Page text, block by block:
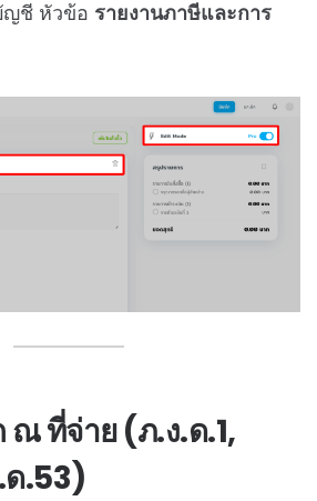
ญชี หัวข้อ รายงานภาษีและการ
ณ ที่จ่าย (ภ.ง.ด.1,
ด.53)